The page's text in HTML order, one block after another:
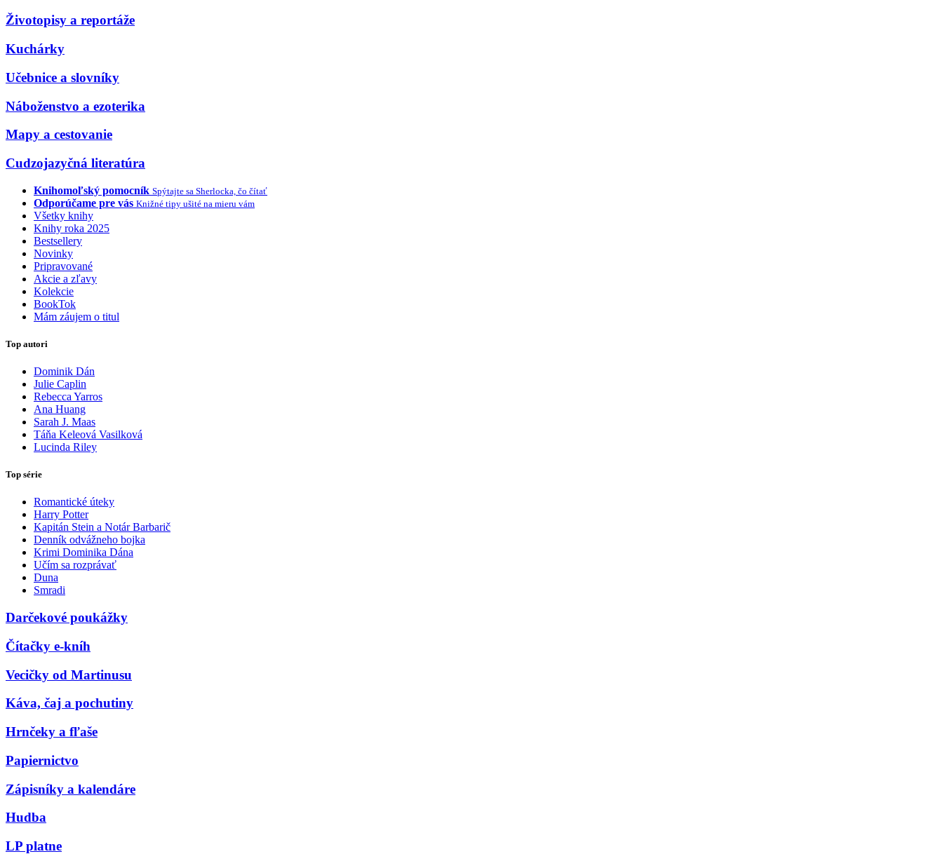
Životopisy a reportáže
Kuchárky
Učebnice a slovníky
Náboženstvo a ezoterika
Mapy a cestovanie
Cudzojazyčná literatúra
Knihomoľský pomocník Spýtajte sa Sherlocka, čo čítať
Odporúčame pre vás Knižné tipy ušité na mieru vám
Všetky knihy
Knihy roka 2025
Bestsellery
Novinky
Pripravované
Akcie a zľavy
Kolekcie
BookTok
Mám záujem o titul
Top autori
Dominik Dán
Julie Caplin
Rebecca Yarros
Ana Huang
Sarah J. Maas
Táňa Keleová Vasilková
Lucinda Riley
Top série
Romantické úteky
Harry Potter
Kapitán Stein a Notár Barbarič
Denník odvážneho bojka
Krimi Dominika Dána
Učím sa rozprávať
Duna
Smradi
Darčekové poukážky
Čítačky e-kníh
Vecičky od Martinusu
Káva, čaj a pochutiny
Hrnčeky a fľaše
Papiernictvo
Zápisníky a kalendáre
Hudba
LP platne